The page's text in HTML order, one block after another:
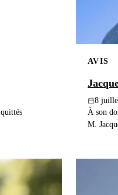
AVIS
8
À son
M.